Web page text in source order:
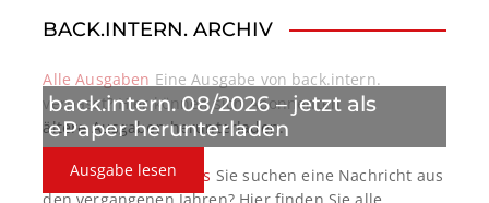
nback.intern. 08/2026 – jetzt als
ePaper herunterladen
Ausgabe lesen
BACK.INTERN. ARCHIV
Alle Ausgaben Eine Ausgabe von back.intern.
verpasst? Hier können sich Abonnenten
ältere Ausgaben herunterladen.
back.intern. Top-News Sie suchen eine Nachricht aus